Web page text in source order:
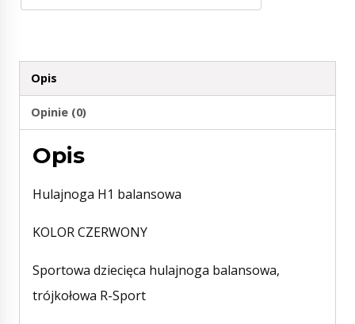
LED
Opis
Opinie (0)
Opis
Hulajnoga H1 balansowa
KOLOR CZERWONY
Sportowa dziecięca hulajnoga balansowa,
trójkołowa R-Sport